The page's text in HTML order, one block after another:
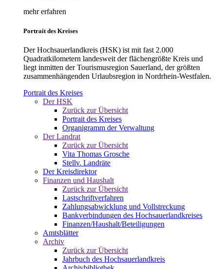
mehr erfahren
Portrait des Kreises
Der Hochsauerlandkreis (HSK) ist mit fast 2.000
Quadratkilometern landesweit der flächengrößte Kreis und
liegt inmitten der Tourismusregion Sauerland, der größten
zusammenhängenden Urlaubsregion in Nordrhein-Westfalen.
Portrait des Kreises
Der HSK
Zurück zur Übersicht
Portrait des Kreises
Organigramm der Verwaltung
Der Landrat
Zurück zur Übersicht
Vita Thomas Grosche
Stellv. Landräte
Der Kreisdirektor
Finanzen und Haushalt
Zurück zur Übersicht
Lastschriftverfahren
Zahlungsabwicklung und Vollstreckung
Bankverbindungen des Hochsauerlandkreises
Finanzen/Haushalt/Beteiligungen
Amtsblätter
Archiv
Zurück zur Übersicht
Jahrbuch des Hochsauerlandkreis